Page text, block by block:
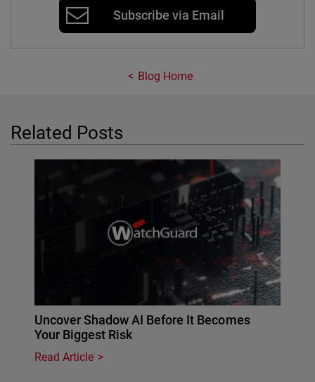
Subscribe via Email
Blog Home
Related Posts
Uncover Shadow AI Before It Becomes
Your Biggest Risk
Read Article